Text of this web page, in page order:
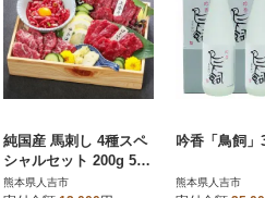
純国産 馬刺し 4種スペ
シャルセット 200g 50g
×4種類 セット(人吉市)
熊本県人吉市
吟香「鳥飼」
熊本県人吉市